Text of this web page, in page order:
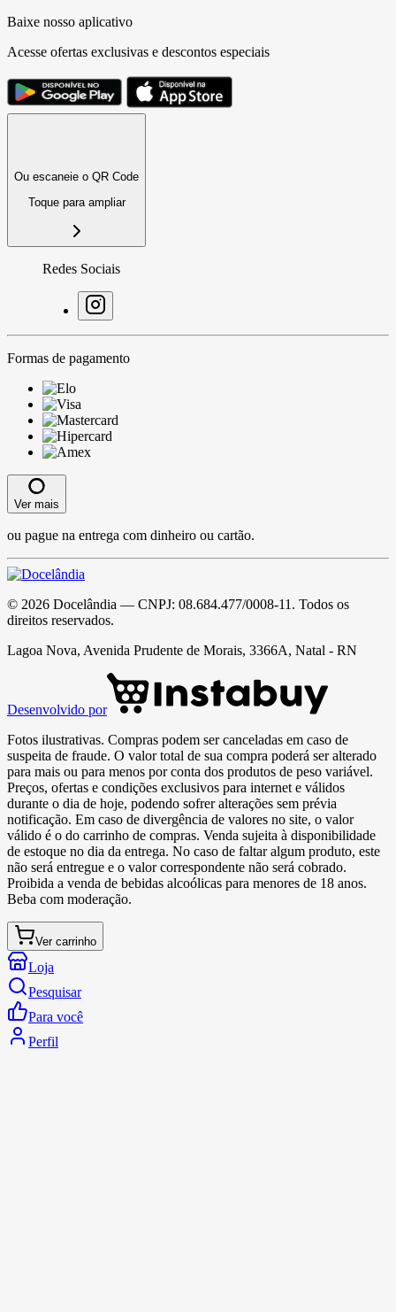
Baixe nosso aplicativo
Acesse ofertas exclusivas e descontos especiais
Ou escaneie o QR Code
Toque para ampliar
Redes Sociais
Formas de pagamento
Ver mais
ou pague na entrega com dinheiro ou cartão.
© 2026 Docelândia — CNPJ: 08.684.477/0008-11 . Todos os
direitos reservados.
Lagoa Nova, Avenida Prudente de Morais, 3366A, Natal - RN
Desenvolvido por
Fotos ilustrativas. Compras podem ser canceladas em caso de
suspeita de fraude. O valor total de sua compra poderá ser alterado
para mais ou para menos por conta dos produtos de peso variável.
Preços, ofertas e condições exclusivos para internet e válidos
durante o dia de hoje, podendo sofrer alterações sem prévia
notificação. Em caso de divergência de valores no site, o valor
válido é o do carrinho de compras. Venda sujeita à disponibilidade
de estoque no dia da entrega. No caso de faltar algum produto, este
não será entregue e o valor correspondente não será cobrado.
Proibida a venda de bebidas alcoólicas para menores de 18 anos.
Beba com moderação.
Ver carrinho
Loja
Pesquisar
Para você
Perfil